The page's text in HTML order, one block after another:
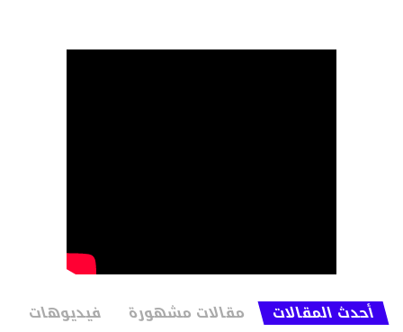
أحدث المقالات مقالات مشهورة فيديوهات